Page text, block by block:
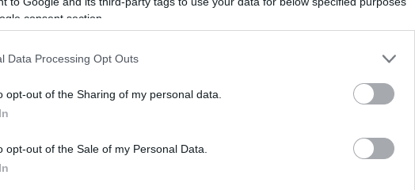
consent section.
Data Processing Opt Outs
opt-out of the Sharing of my personal data.
opt-out of the Sale of my Personal Data.